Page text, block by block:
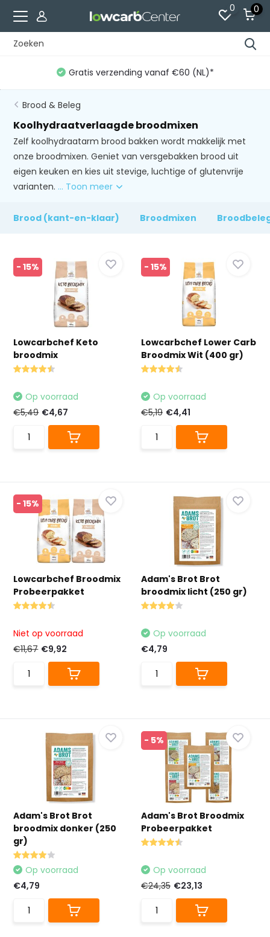
0 0
Gratis verzending vanaf €60 (NL)*
Brood & Beleg
Koolhydraatverlaagde broodmixen
Zelf koolhydraatarm brood bakken wordt makkelijk met
onze broodmixen. Geniet van versgebakken brood uit
eigen keuken en kies uit stevige, luchtige of glutenvrije
varianten. ... Toon meer
Brood (kant-en-klaar) Broodmixen
- 15%
Lowcarbchef Keto
broodmix
Op voorraad
€5,49 €4,67
- 15%
Lowcarbchef Lower Carb
Broodmix Wit (400 gr)
Op voorraad
€5,19 €4,41
- 15%
Lowcarbchef Broodmix
Probeerpakket
Niet op voorraad
€11,67 €9,92
Adam's Brot Brot
broodmix licht (250 gr)
Op voorraad
€4,79
Adam's Brot Brot
broodmix donker (250
gr)
Op voorraad
€4,79
- 5%
Adam's Brot Broodmix
Probeerpakket
Op voorraad
€24,35 €23,13